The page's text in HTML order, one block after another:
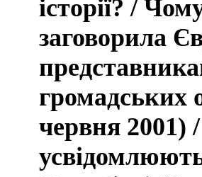
історії? /
заговорила
громадських
червня 2001)